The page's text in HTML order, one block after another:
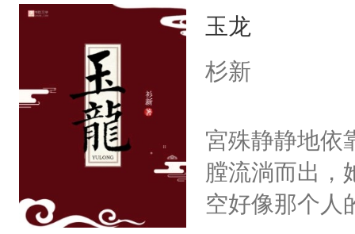
那天，有个师
澜却一脸疑
啊。”3.丹霓
反目成仇。丹
根。她的眼中
爱慕沈芸澜看
门，并且对方
缘。重活一次
青容再续前缘
她们要回天上
还能和老婆一
（跳起）桑青
玉龙
杉新
宮殊静静地依
膛流淌而出，
空好像那个人